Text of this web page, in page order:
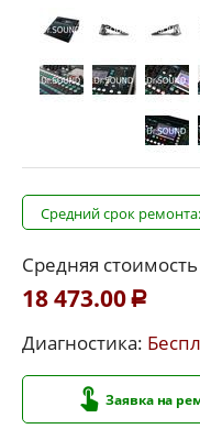
Средний срок ремонта:
Средняя
18 473.00 Р
Диагностика:
Заявка на